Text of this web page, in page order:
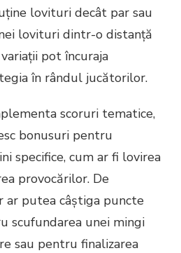
lovituri decât par sau
lovituri dintr-o distanță
pot încuraja
în rândul jucătorilor.
scoruri tematice,
bonusuri pentru
specifice, cum ar fi lovirea
provocărilor. De
ar putea câștiga puncte
scufundarea unei mingi
sau pentru finalizarea